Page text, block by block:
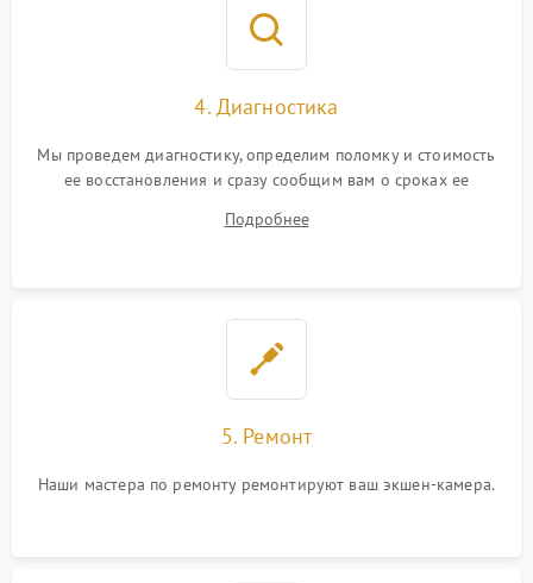
4. Диагностика
Мы проведем диагностику, определим поломку и стоимость
ее восстановления и сразу сообщим вам о сроках ее
Подробнее
5. Ремонт
Наши мастера по ремонту ремонтируют ваш экшен-камера.